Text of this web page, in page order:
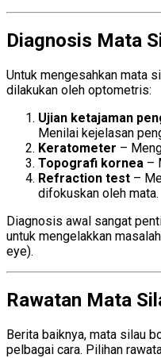
Diagnosis Mata
Untuk mengesahkan mata
dilakukan oleh optometris:
Ujian ketajaman
Menilai kejelasan
Keratometer –
Topografi kornea –
Refraction test –
difokuskan oleh mata.
Diagnosis awal sangat
untuk mengelakkan
eye).
Rawatan Mata
Berita baiknya, mata silau
pelbagai cara. Pilihan